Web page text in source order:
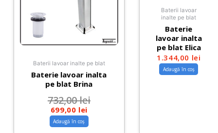
Baterii lavoar inalte pe blat
Baterie lavoar inalta
pe blat Brina
732,00lei
699,00 lei
Adaugă în coș
Baterii lavoar
inalte pe blat
Baterie
lavoar inalta
pe blat Elica
1.344,00 lei
Adaugă în coș